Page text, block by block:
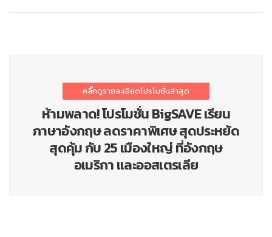
คลิ๊กดูรายละเอียดโปรโมชั่นล่าสุด
ห้ามพลาด! โปรโมชั่น BigSAVE เรียน
ภาษาอังกฤษ ลดราคาพิเศษ สุดประหยัด
สุดคุ้ม กับ 25 เมืองใหญ่ ที่อังกฤษ
อเมริกา และออสเตรเลีย